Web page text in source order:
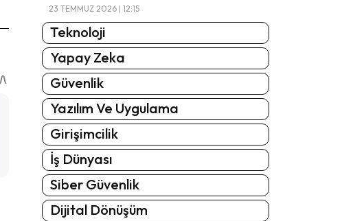
23 TEMMUZ 2026 | 12:15
Teknoloji
Yapay Zeka
Güvenlik
Yazılım Ve Uygulama
Girişimcilik
İş Dünyası
Siber Güvenlik
Dijital Dönüşüm